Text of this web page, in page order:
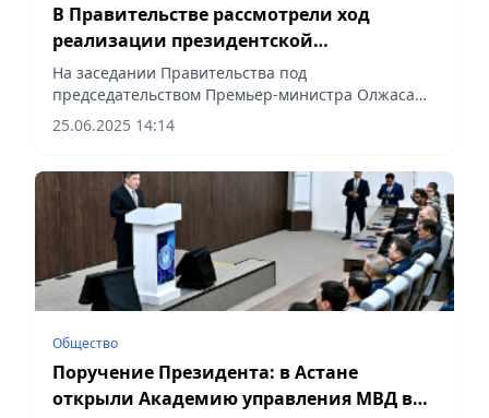
В Правительстве рассмотрели ход
реализации президентской
инициативы «Таза Қазақстан»
На заседании Правительства под
председательством Премьер-министра Олжаса
Бектенова рассмотрен вопрос реализации
инициативы Главы государства «Таза Қазақстан»,
25.06.2025 14:14
Общество
Поручение Президента: в Астане
открыли Академию управления МВД в